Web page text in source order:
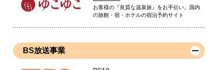
お客様の『良質な温泉旅』をお手伝い。国内
の旅館・宿・ホテルの宿泊予約サイト
BS放送事業